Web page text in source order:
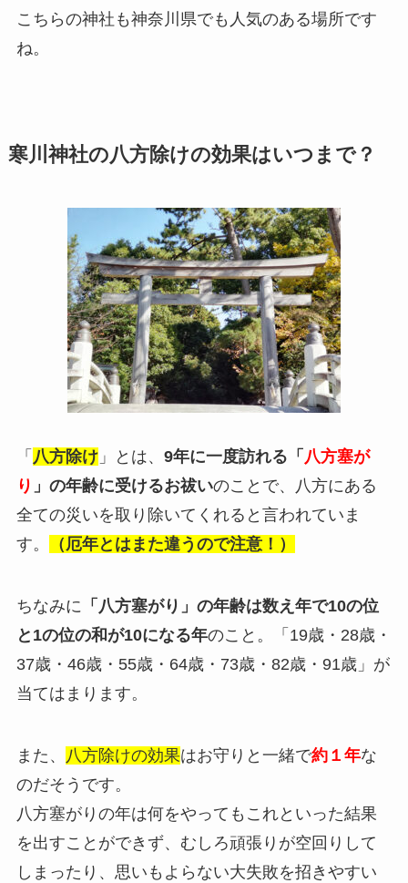
こちらの神社も神奈川県でも人気のある場所です
ね。
寒川神社の八方除けの効果はいつまで？
「 八方除け」とは、 9年に一度訪れる「 八方塞が
り 」の年齢に受けるお祓いのことで、八方にある
全ての災いを取り除いてくれると言われていま
す。
（厄年とはまた違うので注意！）
ちなみに 「八方塞がり」の年齢は数え年で10の位
と1の位の和が10になる年のこと。「19歳・28歳・
37歳・46歳・55歳・64歳・73歳・82歳・91歳」が
当てはまります。
また、 八方除けの効果はお守りと一緒で約１年な
のだそうです。
八方塞がりの年は何をやってもこれといった結果
を出すことができず、むしろ頑張りが空回りして
しまったり、思いもよらない大失敗を招きやすい